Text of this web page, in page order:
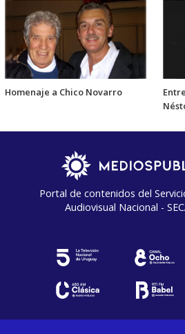
Homenaje a Chico Novarro
Portal de contenidos del
Audiovisual Nacional -